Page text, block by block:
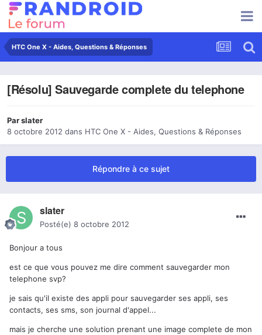
HTC One X - Aides, Questions & Réponses
[Résolu] Sauvegarde complete du telephone
Parslater
8 octobre 2012 dans HTC One X - Aides, Questions & Réponses
Répondre à ce sujet
slater
Posté(e) 8 octobre 2012
Bonjour a tous
est ce que vous pouvez me dire comment sauvegarder mon
telephone svp?
je sais qu'il existe des appli pour sauvegarder ses appli, ses
contacts, ses sms, son journal d'appel...
mais je cherche une solution prenant une image complete de mon